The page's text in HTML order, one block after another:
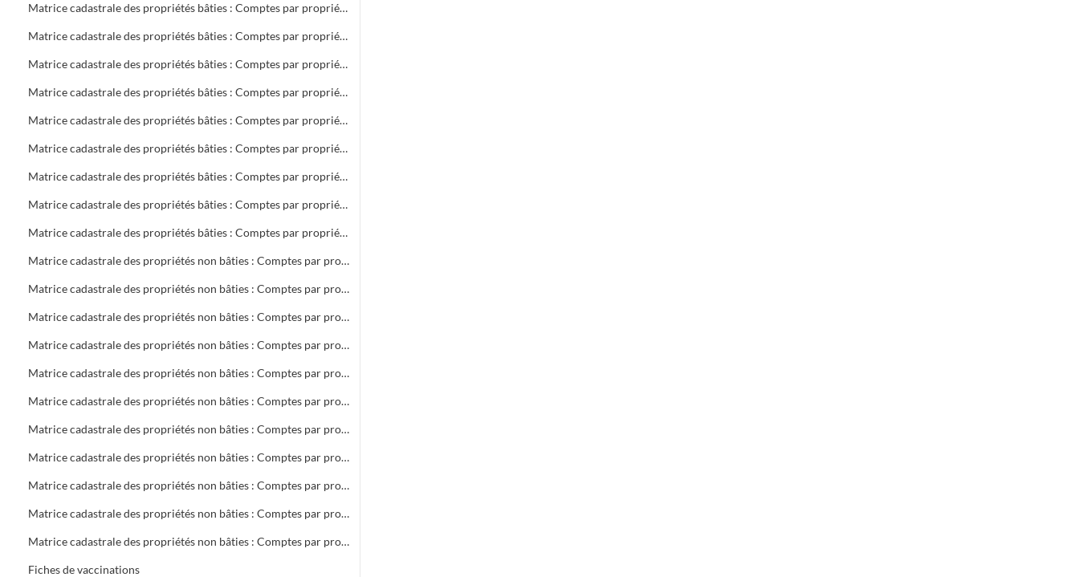
Matrice cadastrale des propriétés bâties : Comptes par propriétaire : G 3 à 989
Matrice cadastrale des propriétés bâties : Comptes par propriétaire : H 1 à L 98
Matrice cadastrale des propriétés bâties : Comptes par propriétaire : L 101 à M 220
Matrice cadastrale des propriétés bâties : Comptes par propriétaire : M 221 à 1116
Matrice cadastrale des propriétés bâties : Comptes par propriétaire : N 1 à P 729
Matrice cadastrale des propriétés bâties : Comptes par propriétaire : P 730 à R 574
Matrice cadastrale des propriétés bâties : Comptes par propriétaire : R 575 à S 601
Matrice cadastrale des propriétés bâties : Comptes par propriétaire : S 602 à 399
Matrice cadastrale des propriétés bâties : Comptes par propriétaire : V 2 à Z 27
Matrice cadastrale des propriétés non bâties : Comptes par propriétaire : A Collectivités
Matrice cadastrale des propriétés non bâties : Comptes par propriétaire : BA à BOS
Matrice cadastrale des propriétés non bâties : Comptes par propriétaire : BOU à CHAP
Matrice cadastrale des propriétés non bâties : Comptes par propriétaire : CHAR à DOV
Matrice cadastrale des propriétés non bâties : Comptes par propriétaire : DR à GA
Matrice cadastrale des propriétés non bâties : Comptes par propriétaire : GEB à K
Matrice cadastrale des propriétés non bâties : Comptes par propriétaire : LA à MAZ
Matrice cadastrale des propriétés non bâties : Comptes par propriétaire : ME à PH
Matrice cadastrale des propriétés non bâties : Comptes par propriétaire : PIA à ROUG
Matrice cadastrale des propriétés non bâties : Comptes par propriétaire : ROVI à S
Matrice cadastrale des propriétés non bâties : Comptes par propriétaire : T à Z
Fiches de vaccinations